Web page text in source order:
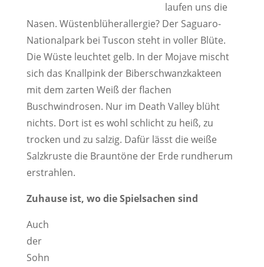
laufen uns die
Nasen. Wüstenblüherallergie? Der Saguaro-
Nationalpark bei Tuscon steht in voller Blüte.
Die Wüste leuchtet gelb. In der Mojave mischt
sich das Knallpink der Biberschwanzkakteen
mit dem zarten Weiß der flachen
Buschwindrosen. Nur im Death Valley blüht
nichts. Dort ist es wohl schlicht zu heiß, zu
trocken und zu salzig. Dafür lässt die weiße
Salzkruste die Brauntöne der Erde rundherum
erstrahlen.
Zuhause ist, wo die Spielsachen sind
Auch
der
Sohn